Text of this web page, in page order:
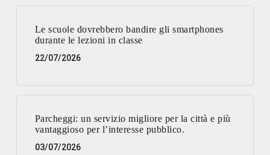
Le scuole dovrebbero bandire gli smartphones
durante le lezioni in classe
22/07/2026
Parcheggi: un servizio migliore per la città e più
vantaggioso per l’interesse pubblico.
03/07/2026